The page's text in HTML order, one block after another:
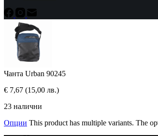
Чанта Urban 90245
€ 7,67 (15,00 лв.)
23 налични
Опции This product has multiple variants. The